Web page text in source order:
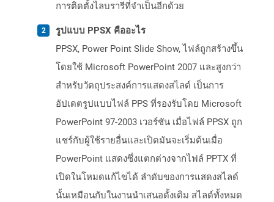
การติดตั้งไลบรารีที่จำเป็นอีกด้วย
รูปแบบ PPSX คืออะไร
PPSX, Power Point Slide Show, ไฟล์ถูกสร้างขึ้น
โดยใช้ Microsoft PowerPoint 2007 และสูงกว่า
สำหรับวัตถุประสงค์การแสดงสไลด์ เป็นการ
อัปเดตรูปแบบไฟล์ PPS ที่รองรับโดย Microsoft
PowerPoint 97-2003 เวอร์ชัน เมื่อไฟล์ PPSX ถูก
แชร์กับผู้ใช้รายอื่นและเปิดมันจะเริ่มต้นเมื่อ
PowerPoint แสดงซึ่งแตกต่างจากไฟล์ PPTX ที่
เปิดในโหมดแก้ไขได้ ลำดับของการแสดงสไลด์
นั้นเหมือนกับในงานนำเสนอดั้งเดิม สไลด์ทั้งหมด